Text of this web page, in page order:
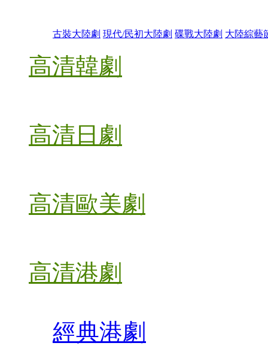
古裝大陸劇 現代/民初大陸劇 碟戰大陸劇 大陸綜藝
高清韓劇
高清日劇
高清歐美劇
高清港劇
經典港劇